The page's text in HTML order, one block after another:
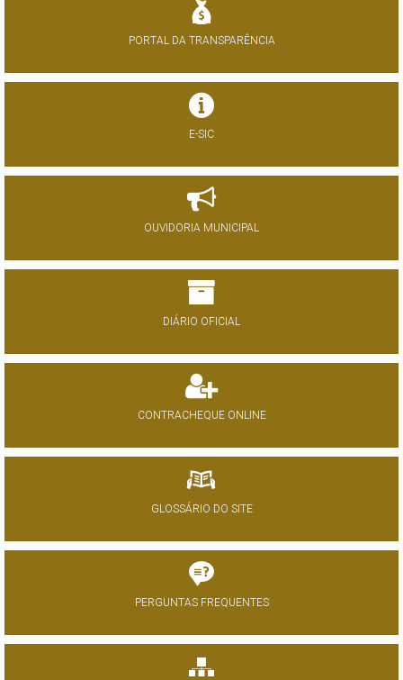
PORTAL DA TRANSPARÊNCIA
E-SIC
OUVIDORIA MUNICIPAL
DIÁRIO OFICIAL
CONTRACHEQUE ONLINE
GLOSSÁRIO DO SITE
PERGUNTAS FREQUENTES